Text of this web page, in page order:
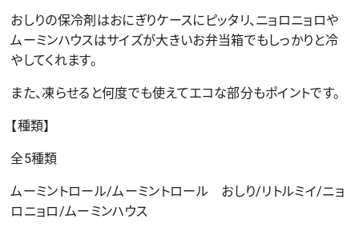
おしりの保冷剤はおにぎりケースにピッタリ、ニョロニョロや
ムーミンハウスはサイズが大きいお弁当箱でもしっかりと冷
やしてくれます。
また、凍らせると何度でも使えてエコな部分もポイントです。
【種類】
全5種類
ムーミントロール/ムーミントロール おしり/リトルミイ/ニョ
ロニョロ/ムーミンハウス